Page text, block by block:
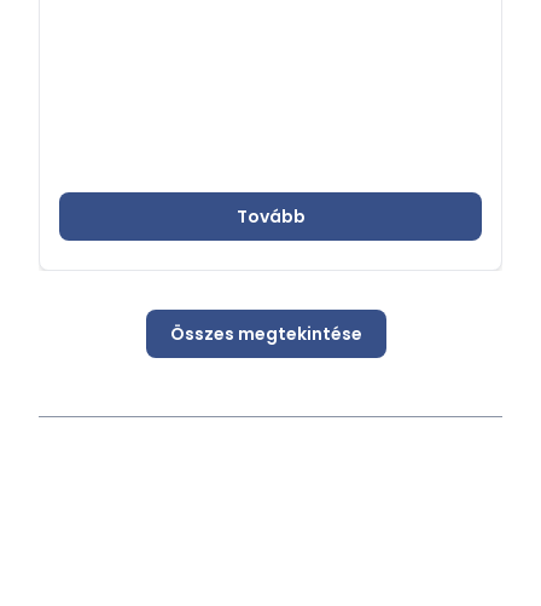
Tovább
Összes megtekintése